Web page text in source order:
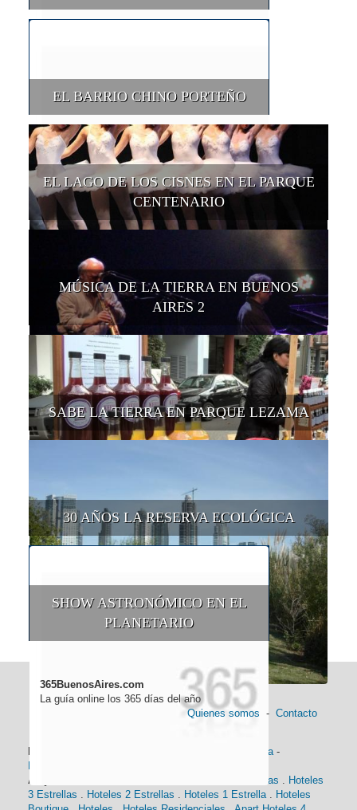
EL BARRIO CHINO PORTEÑO
EL LAGO DE LOS CISNES EN EL PARQUE
CENTENARIO
MÚSICA DE LA TIERRA EN BUENOS
AIRES 2
SABE LA TIERRA EN PARQUE LEZAMA
30 AÑOS LA RESERVA ECOLÓGICA
SHOW ASTRONÓMICO EN EL
PLANETARIO
365BuenosAires.com
La guía online los 365 días del año
Quienes somos - Contacto
Historia -
Alojamiento:
Hoteles 4 Estrellas
Hoteles
3 Estrellas
Hoteles 2 Estrellas Hoteles 1 Estrella
Hoteles